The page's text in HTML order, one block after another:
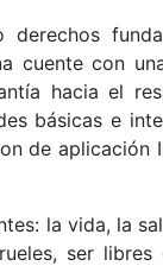
cuente con
hacia el
básicas e
de aplicación
la vida, la
ser